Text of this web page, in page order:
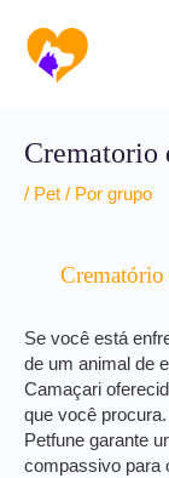
para
conteúdo
Crematorio
/ Pet / Por grupo
Crematório
Se você está
de um animal de
Camaçari
que você
Petfune garante
compassivo para